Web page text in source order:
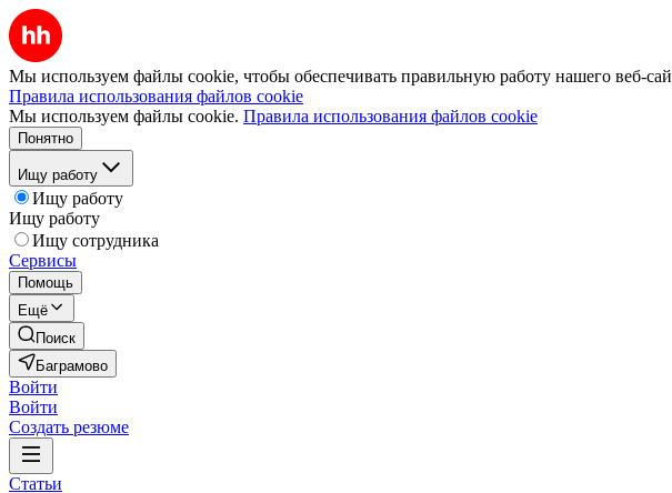
Мы используем файлы cookie, чтобы обеспечивать правильную работу нашего веб-
Правила использования файлов cookie
Мы используем файлы cookie. Правила использования файлов cookie
Понятно
Ищу работу
Ищу работу
Ищу работу
Ищу сотрудника
Сервисы
Помощь
Ещё
Поиск
Баграмово
Войти
Войти
Создать резюме
Статьи